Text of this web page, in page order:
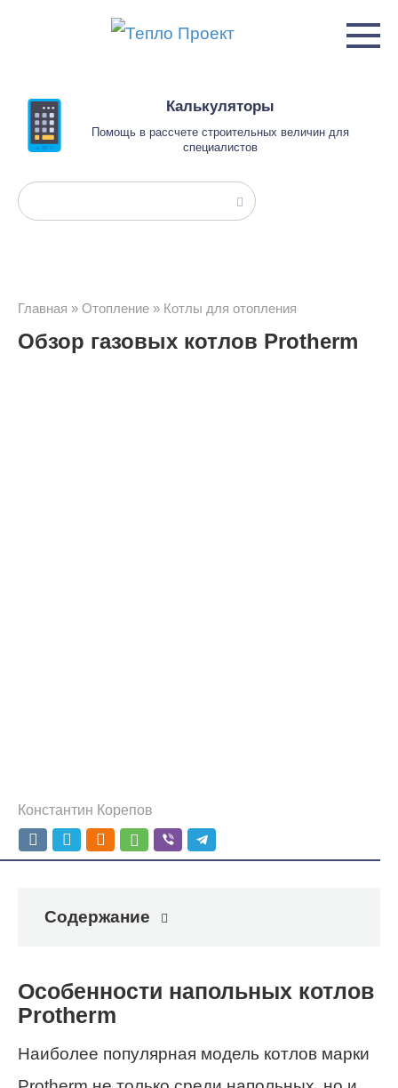
Калькуляторы
Помощь в рассчете строительных величин для
специалистов
Поиск:
Главная » Отопление » Котлы для отопления
Обзор газовых котлов Protherm
Константин Корепов
Содержание
Особенности напольных котлов
Protherm
Наиболее популярная модель котлов марки